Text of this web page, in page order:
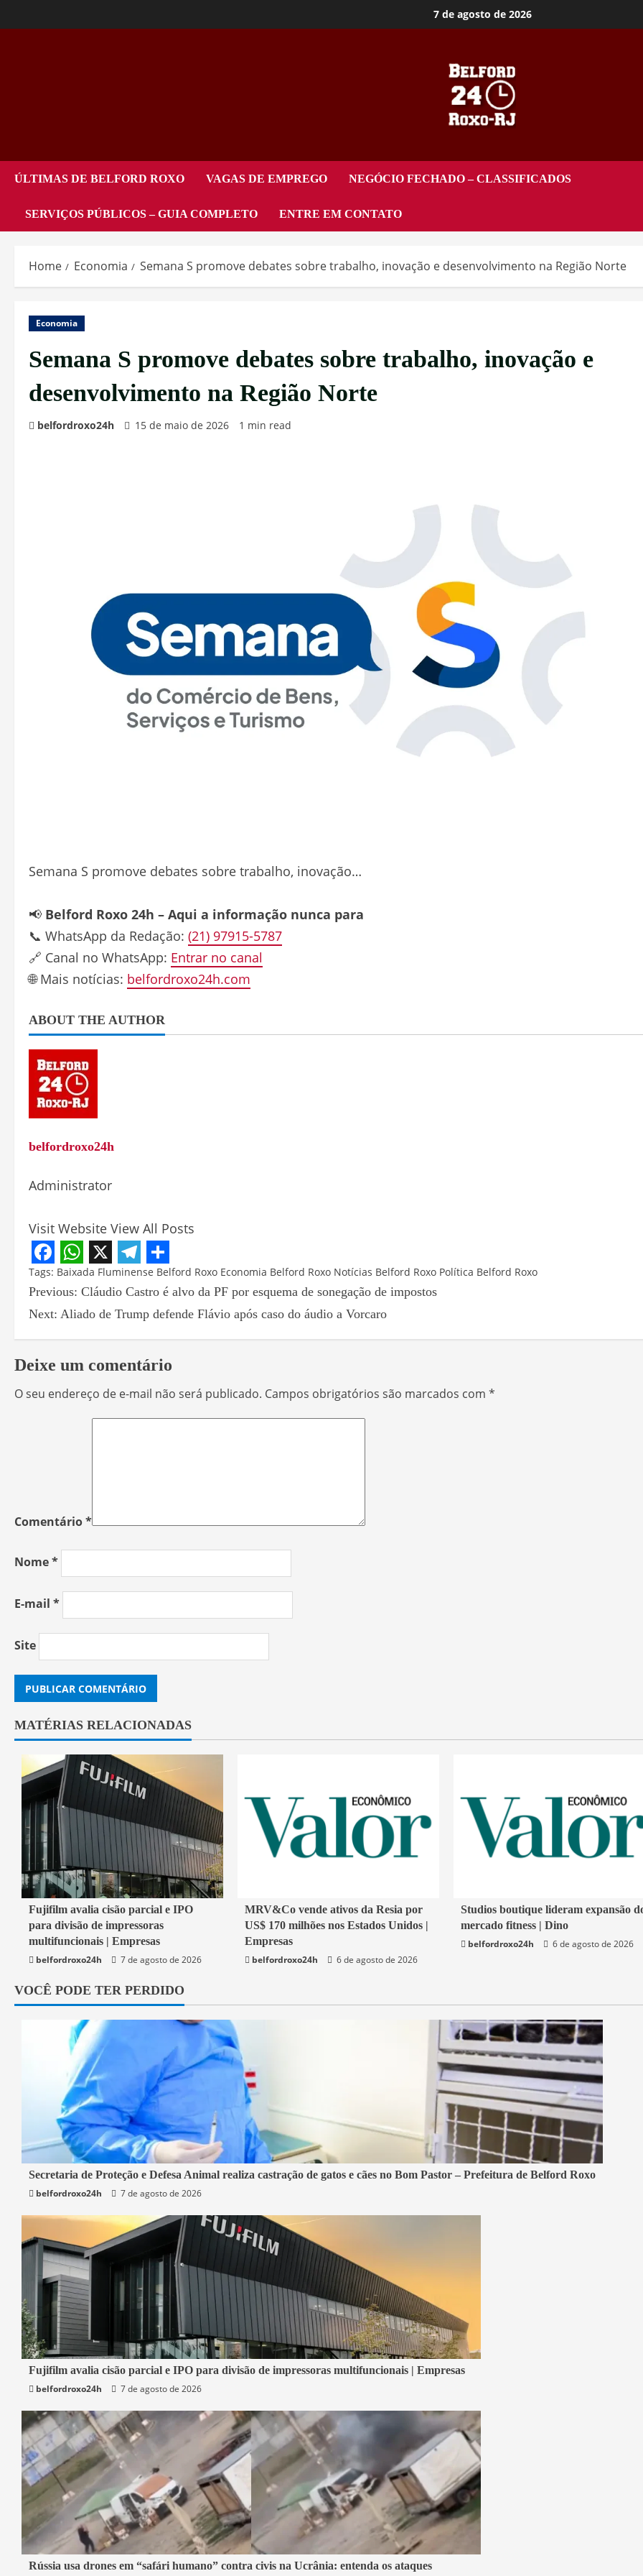
7 de agosto de 2026
ÚLTIMAS DE BELFORD ROXO VAGAS DE EMPREGO NEGÓCIO FECHADO – CLASSIFICADOS
SERVIÇOS PÚBLICOS – GUIA COMPLETO ENTRE EM CONTATO
Home Economia Semana S promove debates sobre trabalho, inovação e desenvolvimento na Região Norte
Economia
Semana S promove debates sobre trabalho, inovação e
desenvolvimento na Região Norte
belfordroxo24h 15 de maio de 2026 1 min read
Semana S promove debates sobre trabalho, inovação…
📢 Belford Roxo 24h – Aqui a informação nunca para
📞 WhatsApp da Redação: (21) 97915-5787
🔗 Canal no WhatsApp: Entrar no canal
🌐 Mais notícias: belfordroxo24h.com
ABOUT THE AUTHOR
belfordroxo24h
Administrator
Visit Website View All Posts
Facebook
WhatsApp
X Telegram
Share
Tags: Baixada Fluminense Belford Roxo Economia Belford Roxo Notícias Belford Roxo Política Belford Roxo
Previous: Cláudio Castro é alvo da PF por esquema de sonegação de impostos
Next: Aliado de Trump defende Flávio após caso do áudio a Vorcaro
Deixe um comentário
O seu endereço de e-mail não será publicado. Campos obrigatórios são marcados com *
Comentário*
Nome*
E-mail *
Site
MATÉRIAS RELACIONADAS
2 min read
Economia
Fujifilm avalia cisão parcial e IPO
para divisão de impressoras
multifuncionais | Empresas
belfordroxo24h
7 de agosto de 2026
2 min read
Economia
MRV&Co vende ativos da Resia por
US$ 170 milhões nos Estados Unidos |
Empresas
belfordroxo24h
6 de agosto de 2026
4 min read
Economia
Studios boutique lideram expansão
mercado fitness | Dino
belfordroxo24h
6 de agosto de 2026
VOCÊ PODE TER PERDIDO
2 min read
Belford Roxo
Secretaria de Proteção e Defesa Animal realiza castração de gatos e cães no Bom Pastor – Prefeitura de Belford Roxo
belfordroxo24h
7 de agosto de 2026
2 min read
Economia
Fujifilm avalia cisão parcial e IPO para divisão de impressoras multifuncionais | Empresas
belfordroxo24h
7 de agosto de 2026
2 min read
Rússia usa drones em “safári humano” contra civis na Ucrânia: entenda os ataques